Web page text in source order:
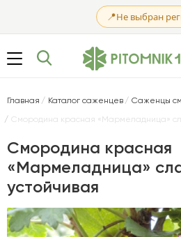
📍Не выбран
Главная Каталог саженцев
Саженцы
Смородина красная «Мармеладница»
Смородина красная
«Мармеладница»
устойчивая